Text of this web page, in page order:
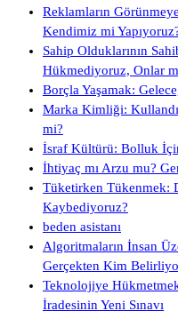
Reklamların
Kendimiz mi
Sahip Olduklarının
Hükmediyoruz, Onlar
Borçla Yaşamak:
Marka Kimliği:
mi?
İsraf Kültürü: Bolluk
İhtiyaç mı Arzu mu?
Tüketirken Tükenmek:
Kaybediyoruz?
beden asistanı
Algoritmaların İnsan
Gerçekten Kim
Teknolojiye
İradesinin Yeni Sınavı